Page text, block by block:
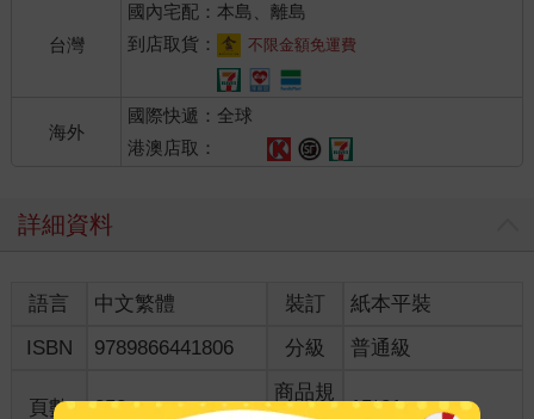
台灣
國內宅配：本島、離島
到店取貨：
不限金額免運費
海外
國際快遞：全球
港澳店取：
詳細資料
語言 中文繁體 裝訂
紙本平裝
ISBN
9789866441806 分級 普通級
頁數 252
商品規
15*21